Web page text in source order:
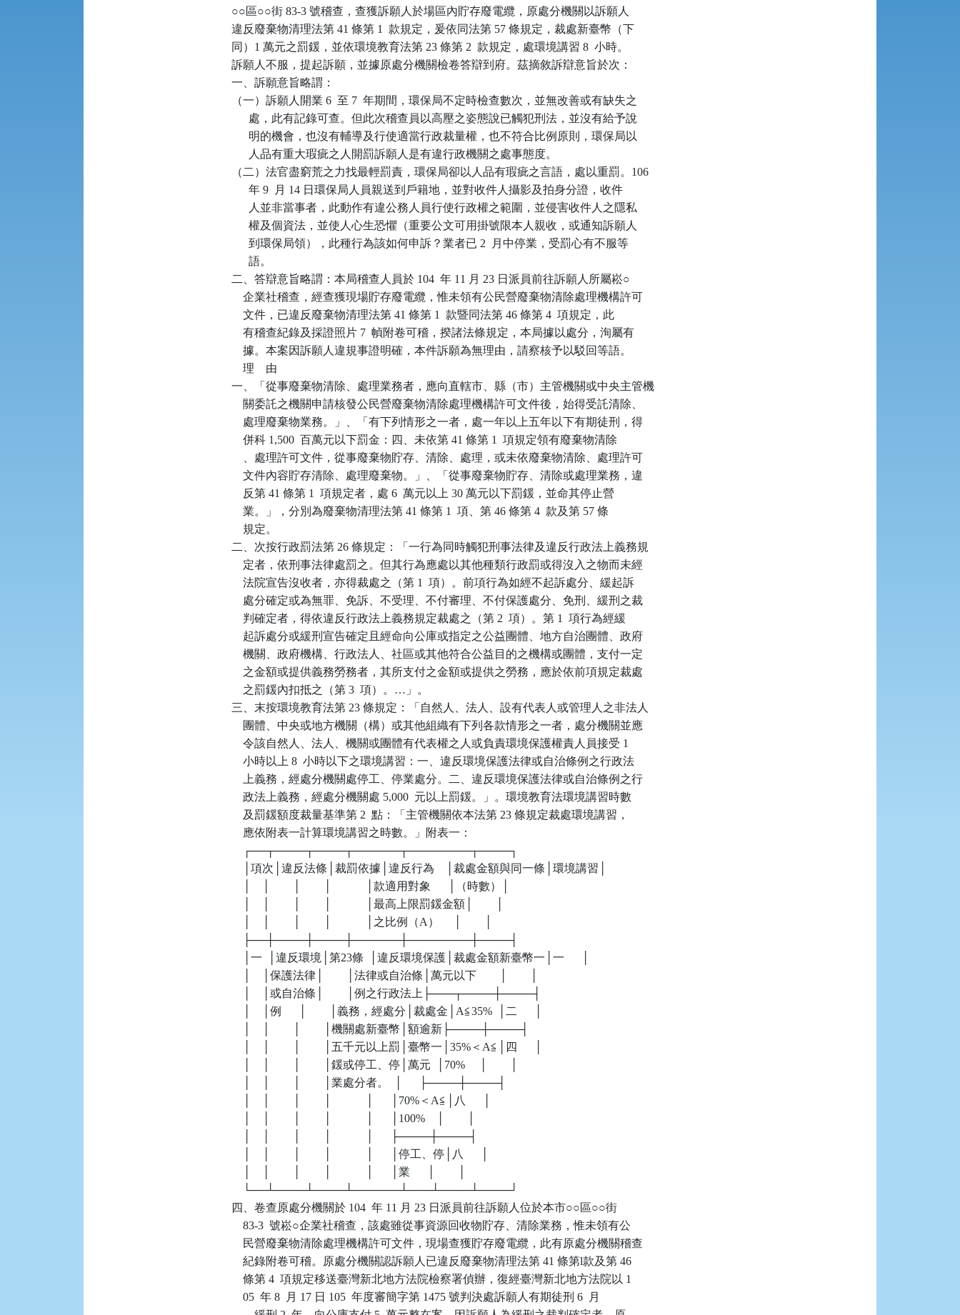
○○區○○街 83-3 號稽查，查獲訴願人於場區內貯存廢電纜，原處分機關以訴願人
違反廢棄物清理法第 41 條第 1  款規定，爰依同法第 57 條規定，裁處新臺幣（下
同）1 萬元之罰鍰，並依環境教育法第 23 條第 2  款規定，處環境講習 8  小時。
訴願人不服，提起訴願，並據原處分機關檢卷答辯到府。茲摘敘訴辯意旨於次：
一、訴願意旨略謂：
（一）訴願人開業 6  至 7  年期間，環保局不定時檢查數次，並無改善或有缺失之
      處，此有記錄可查。但此次稽查員以高壓之姿態說已觸犯刑法，並沒有給予說
      明的機會，也沒有輔導及行使適當行政裁量權，也不符合比例原則，環保局以
      人品有重大瑕疵之人開罰訴願人是有違行政機關之處事態度。
（二）法官盡窮荒之力找最輕罰責，環保局卻以人品有瑕疵之言語，處以重罰。106
      年 9  月 14 日環保局人員親送到戶籍地，並對收件人攝影及拍身分證，收件
      人並非當事者，此動作有違公務人員行使行政權之範圍，並侵害收件人之隱私
      權及個資法，並使人心生恐懼（重要公文可用掛號限本人親收，或通知訴願人
      到環保局領），此種行為該如何申訴？業者已 2  月中停業，受罰心有不服等
      語。
二、答辯意旨略謂：本局稽查人員於 104  年 11 月 23 日派員前往訴願人所屬崧○
    企業社稽查，經查獲現場貯存廢電纜，惟未領有公民營廢棄物清除處理機構許可
    文件，已違反廢棄物清理法第 41 條第 1  款暨同法第 46 條第 4  項規定，此
    有稽查紀錄及採證照片 7  幀附卷可稽，揆諸法條規定，本局據以處分，洵屬有
    據。本案因訴願人違規事證明確，本件訴願為無理由，請察核予以駁回等語。
    理    由
一、「從事廢棄物清除、處理業務者，應向直轄市、縣（市）主管機關或中央主管機
    關委託之機關申請核發公民營廢棄物清除處理機構許可文件後，始得受託清除、
    處理廢棄物業務。」、「有下列情形之一者，處一年以上五年以下有期徒刑，得
    併科 1,500  百萬元以下罰金：四、未依第 41 條第 1  項規定領有廢棄物清除
    、處理許可文件，從事廢棄物貯存、清除、處理，或未依廢棄物清除、處理許可
    文件內容貯存清除、處理廢棄物。」、「從事廢棄物貯存、清除或處理業務，違
    反第 41 條第 1  項規定者，處 6  萬元以上 30 萬元以下罰鍰，並命其停止營
    業。」，分別為廢棄物清理法第 41 條第 1  項、第 46 條第 4  款及第 57 條
    規定。
二、次按行政罰法第 26 條規定：「一行為同時觸犯刑事法律及違反行政法上義務規
    定者，依刑事法律處罰之。但其行為應處以其他種類行政罰或得沒入之物而未經
    法院宣告沒收者，亦得裁處之（第 1  項）。前項行為如經不起訴處分、緩起訴
    處分確定或為無罪、免訴、不受理、不付審理、不付保護處分、免刑、緩刑之裁
    判確定者，得依違反行政法上義務規定裁處之（第 2  項）。第 1  項行為經緩
    起訴處分或緩刑宣告確定且經命向公庫或指定之公益團體、地方自治團體、政府
    機關、政府機構、行政法人、社區或其他符合公益目的之機構或團體，支付一定
    之金額或提供義務勞務者，其所支付之金額或提供之勞務，應於依前項規定裁處
    之罰鍰內扣抵之（第 3  項）。…」。
三、末按環境教育法第 23 條規定：「自然人、法人、設有代表人或管理人之非法人
    團體、中央或地方機關（構）或其他組織有下列各款情形之一者，處分機關並應
    令該自然人、法人、機關或團體有代表權之人或負責環境保護權責人員接受 1
    小時以上 8  小時以下之環境講習：一、違反環境保護法律或自治條例之行政法
    上義務，經處分機關處停工、停業處分。二、違反環境保護法律或自治條例之行
    政法上義務，經處分機關處 5,000  元以上罰鍰。」。環境教育法環境講習時數
    及罰鍰額度裁量基準第 2  點：「主管機關依本法第 23 條規定裁處環境講習，
    應依附表一計算環境講習之時數。」附表一：
    ┌──┬────┬────┬──────┬────────┬────┐
    │項次│違反法條│裁罰依據│違反行為    │裁處金額與同一條│環境講習│
    │    │        │        │            │款適用對象      │（時數）│
    │    │        │        │            │最高上限罰鍰金額│        │
    │    │        │        │            │之比例（A）     │        │
    ├──┼────┼────┼──────┼────────┼────┤
    │一  │違反環境│第23條  │違反環境保護│裁處金額新臺幣一│一      │
    │    │保護法律│        │法律或自治條│萬元以下        │        │
    │    │或自治條│        │例之行政法上├───┬────┼────┤
    │    │例      │        │義務，經處分│裁處金│A≦35%  │二      │
    │    │        │        │機關處新臺幣│額逾新├────┼────┤
    │    │        │        │五千元以上罰│臺幣一│35%＜A≦│四      │
    │    │        │        │鍰或停工、停│萬元  │70%     │        │
    │    │        │        │業處分者。  │      ├────┼────┤
    │    │        │        │            │      │70%＜A≦│八      │
    │    │        │        │            │      │100%    │        │
    │    │        │        │            │      ├────┼────┤
    │    │        │        │            │      │停工、停│八      │
    │    │        │        │            │      │業      │        │
    └──┴────┴────┴──────┴───┴────┴────┘
四、卷查原處分機關於 104  年 11 月 23 日派員前往訴願人位於本市○○區○○街
    83-3  號崧○企業社稽查，該處雖從事資源回收物貯存、清除業務，惟未領有公
    民營廢棄物清除處理機構許可文件，現場查獲貯存廢電纜，此有原處分機關稽查
    紀錄附卷可稽。原處分機關認訴願人已違反廢棄物清理法第 41 條第l款及第 46
    條第 4  項規定移送臺灣新北地方法院檢察署偵辦，復經臺灣新北地方法院以 1
    05  年 8  月 17 日 105  年度審簡字第 1475 號判決處訴願人有期徒刑 6  月